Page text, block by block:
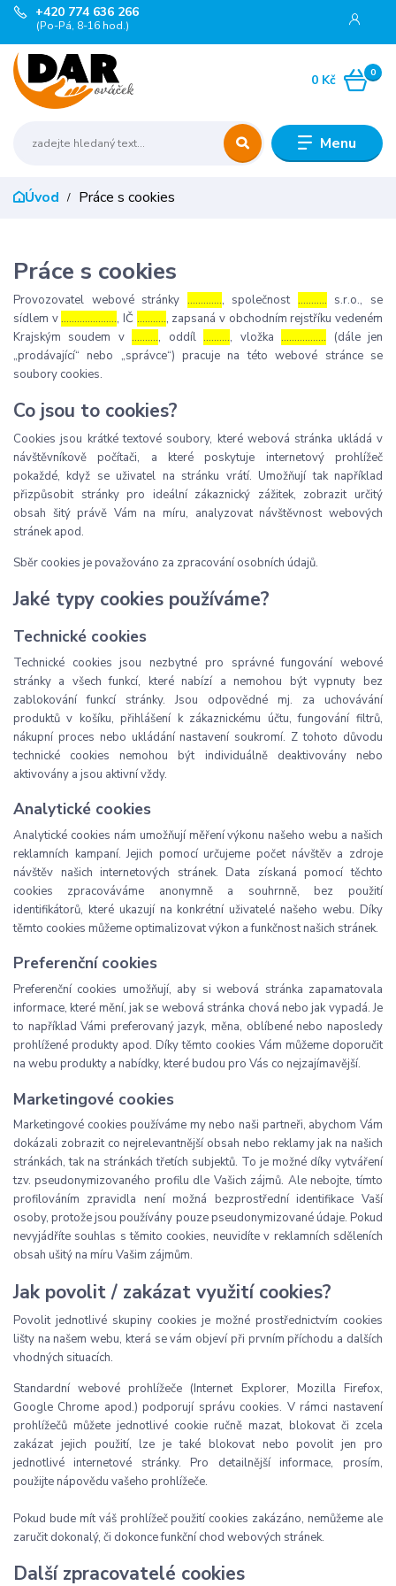
Menu
+420 774 636 266
(Po-Pá, 8-16 hod.)
0
0 Kč
Úvod Práce s cookies
Práce s cookies
Provozovatel webové stránky …………., společnost ……….. s.r.o., se
sídlem v …………………, IČ ……….., zapsaná v obchodním rejstříku vedeném
Krajským soudem v ………., oddíl ………., vložka …………….. (dále jen
„prodávající“ nebo „správce“) pracuje na této webové stránce se
soubory cookies.
Co jsou to cookies?
Cookies jsou krátké textové soubory, které webová stránka ukládá v
návštěvníkově počítači, a které poskytuje internetový prohlížeč
pokaždé, když se uživatel na stránku vrátí. Umožňují tak například
přizpůsobit stránky pro ideální zákaznický zážitek, zobrazit určitý
obsah šitý právě Vám na míru, analyzovat návštěvnost webových
stránek apod.
Sběr cookies je považováno za zpracování osobních údajů.
Jaké typy cookies používáme?
Technické cookies
Technické cookies jsou nezbytné pro správné fungování webové
stránky a všech funkcí, které nabízí a nemohou být vypnuty bez
zablokování funkcí stránky. Jsou odpovědné mj. za uchovávání
produktů v košíku, přihlášení k zákaznickému účtu, fungování filtrů,
nákupní proces nebo ukládání nastavení soukromí. Z tohoto důvodu
technické cookies nemohou být individuálně deaktivovány nebo
aktivovány a jsou aktivní vždy.
Analytické cookies
Analytické cookies nám umožňují měření výkonu našeho webu a našich
reklamních kampaní. Jejich pomocí určujeme počet návštěv a zdroje
návštěv našich internetových stránek. Data získaná pomocí těchto
cookies zpracováváme anonymně a souhrnně, bez použití
identifikátorů, které ukazují na konkrétní uživatelé našeho webu. Díky
těmto cookies můžeme optimalizovat výkon a funkčnost našich stránek.
Preferenční cookies
Preferenční cookies umožňují, aby si webová stránka zapamatovala
informace, které mění, jak se webová stránka chová nebo jak vypadá. Je
to například Vámi preferovaný jazyk, měna, oblíbené nebo naposledy
prohlížené produkty apod. Díky těmto cookies Vám můžeme doporučit
na webu produkty a nabídky, které budou pro Vás co nejzajímavější.
Marketingové cookies
Marketingové cookies používáme my nebo naši partneři, abychom Vám
dokázali zobrazit co nejrelevantnější obsah nebo reklamy jak na našich
stránkách, tak na stránkách třetích subjektů. To je možné díky vytváření
tzv. pseudonymizovaného profilu dle Vašich zájmů. Ale nebojte, tímto
profilováním zpravidla není možná bezprostřední identifikace Vaší
osoby, protože jsou používány pouze pseudonymizované údaje. Pokud
nevyjádříte souhlas s těmito cookies, neuvidíte v reklamních sděleních
obsah ušitý na míru Vašim zájmům.
Jak povolit / zakázat využití cookies?
Povolit jednotlivé skupiny cookies je možné prostřednictvím cookies
lišty na našem webu, která se vám objeví při prvním příchodu a dalších
vhodných situacích.
Standardní webové prohlížeče (Internet Explorer, Mozilla Firefox,
Google Chrome apod.) podporují správu cookies. V rámci nastavení
prohlížečů můžete jednotlivé cookie ručně mazat, blokovat či zcela
zakázat jejich použití, lze je také blokovat nebo povolit jen pro
jednotlivé internetové stránky. Pro detailnější informace, prosím,
použijte nápovědu vašeho prohlížeče.
Pokud bude mít váš prohlížeč použití cookies zakázáno, nemůžeme ale
zaručit dokonalý, či dokonce funkční chod webových stránek.
Další zpracovatelé cookies